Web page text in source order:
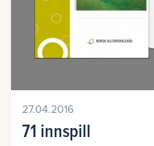
27.04.2016
71 innspill